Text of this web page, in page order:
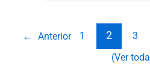
← Anterior 1 2 3
(Ver